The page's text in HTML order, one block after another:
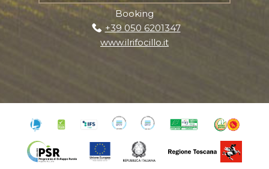
Booking
+39 050 6201347
www.ilrifocillo.it